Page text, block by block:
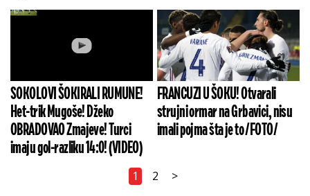
SOKOLOVI ŠOKIRALI RUMUNE!
Het-trik Mugoše! Džeko
OBRADOVAO Zmajeve! Turci
imaju gol-razliku 14:0! (VIDEO)
FRANCUZI U ŠOKU! Otvarali
strujni ormar na Grbavici, nisu
imali pojma šta je to /FOTO/
1 2 >